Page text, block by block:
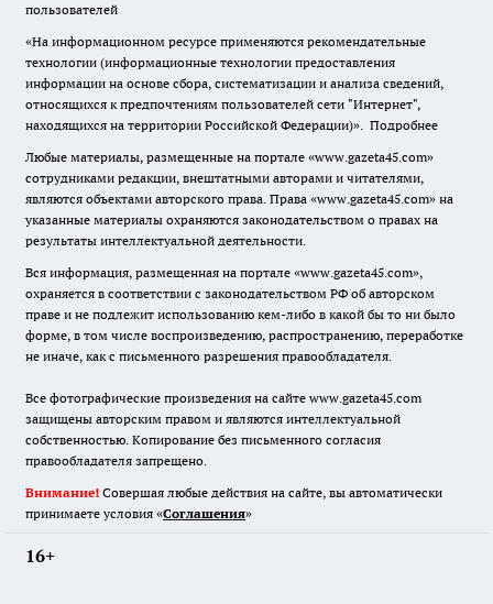
пользователей
«На информационном ресурсе применяются рекомендательные
технологии (информационные технологии предоставления
информации на основе сбора, систематизации и анализа сведений,
относящихся к предпочтениям пользователей сети "Интернет",
находящихся на территории Российской Федерации)». Подробнее
Любые материалы, размещенные на портале «www.gazeta45.com»
сотрудниками редакции, внештатными авторами и читателями,
являются объектами авторского права. Права «www.gazeta45.com» на
указанные материалы охраняются законодательством о правах на
результаты интеллектуальной деятельности.
Вся информация, размещенная на портале «www.gazeta45.com»,
охраняется в соответствии с законодательством РФ об авторском
праве и не подлежит использованию кем-либо в какой бы то ни было
форме, в том числе воспроизведению, распространению, переработке
не иначе, как с письменного разрешения правообладателя.
Все фотографические произведения на сайте www.gazeta45.com
защищены авторским правом и являются интеллектуальной
собственностью. Копирование без письменного согласия
правообладателя запрещено.
Внимание! Совершая любые действия на сайте, вы автоматически
принимаете условия «Cоглашения»
16+